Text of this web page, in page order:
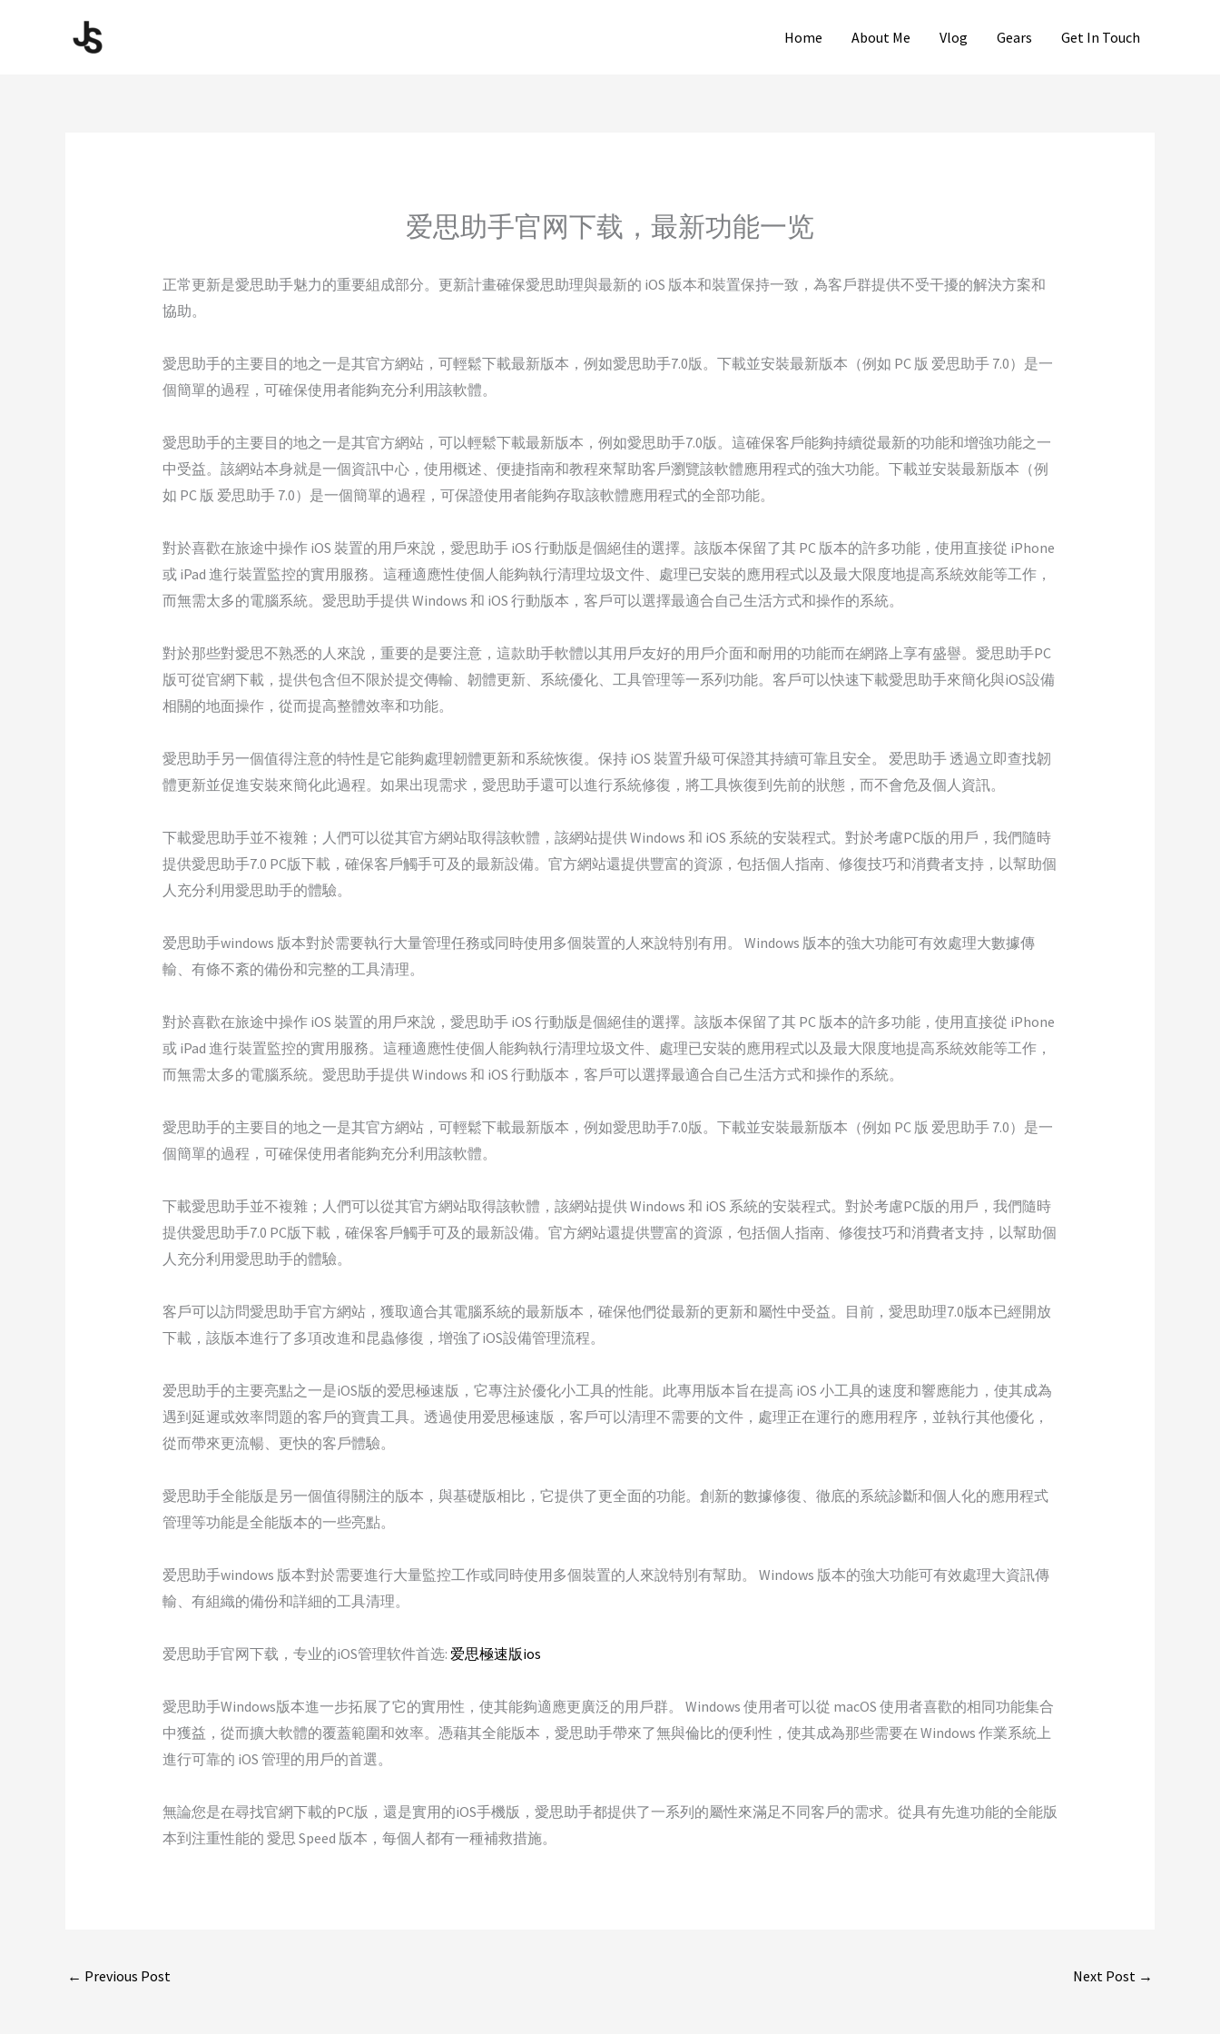
Home About Me Vlog Gears Get In Touch
爱思助手官网下载，最新功能一览
正常更新是愛思助手魅力的重要組成部分。更新計畫確保愛思助理與最新的 iOS 版本和裝置保持一致，為客戶群提供不受干擾的解決方案和
協助。
愛思助手的主要目的地之一是其官方網站，可輕鬆下載最新版本，例如愛思助手7.0版。下載並安裝最新版本（例如 PC 版 爱思助手 7.0）是一
個簡單的過程，可確保使用者能夠充分利用該軟體。
愛思助手的主要目的地之一是其官方網站，可以輕鬆下載最新版本，例如愛思助手7.0版。這確保客戶能夠持續從最新的功能和增強功能之一
中受益。該網站本身就是一個資訊中心，使用概述、便捷指南和教程來幫助客戶瀏覽該軟體應用程式的強大功能。下載並安裝最新版本（例
如 PC 版 爱思助手 7.0）是一個簡單的過程，可保證使用者能夠存取該軟體應用程式的全部功能。
對於喜歡在旅途中操作 iOS 裝置的用戶來說，愛思助手 iOS 行動版是個絕佳的選擇。該版本保留了其 PC 版本的許多功能，使用直接從 iPhone
或 iPad 進行裝置監控的實用服務。這種適應性使個人能夠執行清理垃圾文件、處理已安裝的應用程式以及最大限度地提高系統效能等工作，
而無需太多的電腦系統。愛思助手提供 Windows 和 iOS 行動版本，客戶可以選擇最適合自己生活方式和操作的系統。
對於那些對愛思不熟悉的人來說，重要的是要注意，這款助手軟體以其用戶友好的用戶介面和耐用的功能而在網路上享有盛譽。愛思助手PC
版可從官網下載，提供包含但不限於提交傳輸、韌體更新、系統優化、工具管理等一系列功能。客戶可以快速下載愛思助手來簡化與iOS設備
相關的地面操作，從而提高整體效率和功能。
愛思助手另一個值得注意的特性是它能夠處理韌體更新和系統恢復。保持 iOS 裝置升級可保證其持續可靠且安全。 爱思助手 透過立即查找韌
體更新並促進安裝來簡化此過程。如果出現需求，愛思助手還可以進行系統修復，將工具恢復到先前的狀態，而不會危及個人資訊。
下載愛思助手並不複雜；人們可以從其官方網站取得該軟體，該網站提供 Windows 和 iOS 系統的安裝程式。對於考慮PC版的用戶，我們隨時
提供愛思助手7.0 PC版下載，確保客戶觸手可及的最新設備。官方網站還提供豐富的資源，包括個人指南、修復技巧和消費者支持，以幫助個
人充分利用愛思助手的體驗。
爱思助手windows 版本對於需要執行大量管理任務或同時使用多個裝置的人來說特別有用。 Windows 版本的強大功能可有效處理大數據傳
輸、有條不紊的備份和完整的工具清理。
對於喜歡在旅途中操作 iOS 裝置的用戶來說，愛思助手 iOS 行動版是個絕佳的選擇。該版本保留了其 PC 版本的許多功能，使用直接從 iPhone
或 iPad 進行裝置監控的實用服務。這種適應性使個人能夠執行清理垃圾文件、處理已安裝的應用程式以及最大限度地提高系統效能等工作，
而無需太多的電腦系統。愛思助手提供 Windows 和 iOS 行動版本，客戶可以選擇最適合自己生活方式和操作的系統。
愛思助手的主要目的地之一是其官方網站，可輕鬆下載最新版本，例如愛思助手7.0版。下載並安裝最新版本（例如 PC 版 爱思助手 7.0）是一
個簡單的過程，可確保使用者能夠充分利用該軟體。
下載愛思助手並不複雜；人們可以從其官方網站取得該軟體，該網站提供 Windows 和 iOS 系統的安裝程式。對於考慮PC版的用戶，我們隨時
提供愛思助手7.0 PC版下載，確保客戶觸手可及的最新設備。官方網站還提供豐富的資源，包括個人指南、修復技巧和消費者支持，以幫助個
人充分利用愛思助手的體驗。
客戶可以訪問愛思助手官方網站，獲取適合其電腦系統的最新版本，確保他們從最新的更新和屬性中受益。目前，愛思助理7.0版本已經開放
下載，該版本進行了多項改進和昆蟲修復，增強了iOS設備管理流程。
爱思助手的主要亮點之一是iOS版的爱思極速版，它專注於優化小工具的性能。此專用版本旨在提高 iOS 小工具的速度和響應能力，使其成為
遇到延遲或效率問題的客戶的寶貴工具。透過使用爱思極速版，客戶可以清理不需要的文件，處理正在運行的應用程序，並執行其他優化，
從而帶來更流暢、更快的客戶體驗。
愛思助手全能版是另一個值得關注的版本，與基礎版相比，它提供了更全面的功能。創新的數據修復、徹底的系統診斷和個人化的應用程式
管理等功能是全能版本的一些亮點。
爱思助手windows 版本對於需要進行大量監控工作或同時使用多個裝置的人來說特別有幫助。 Windows 版本的強大功能可有效處理大資訊傳
輸、有組織的備份和詳細的工具清理。
爱思助手官网下载，专业的iOS管理软件首选: 爱思極速版ios
愛思助手Windows版本進一步拓展了它的實用性，使其能夠適應更廣泛的用戶群。 Windows 使用者可以從 macOS 使用者喜歡的相同功能集合
中獲益，從而擴大軟體的覆蓋範圍和效率。憑藉其全能版本，愛思助手帶來了無與倫比的便利性，使其成為那些需要在 Windows 作業系統上
進行可靠的 iOS 管理的用戶的首選。
無論您是在尋找官網下載的PC版，還是實用的iOS手機版，愛思助手都提供了一系列的屬性來滿足不同客戶的需求。從具有先進功能的全能版
本到注重性能的 愛思 Speed 版本，每個人都有一種補救措施。
← Previous Post Next Post →